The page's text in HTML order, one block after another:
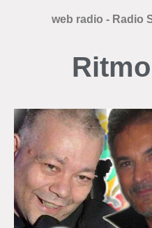
web radio - Radio